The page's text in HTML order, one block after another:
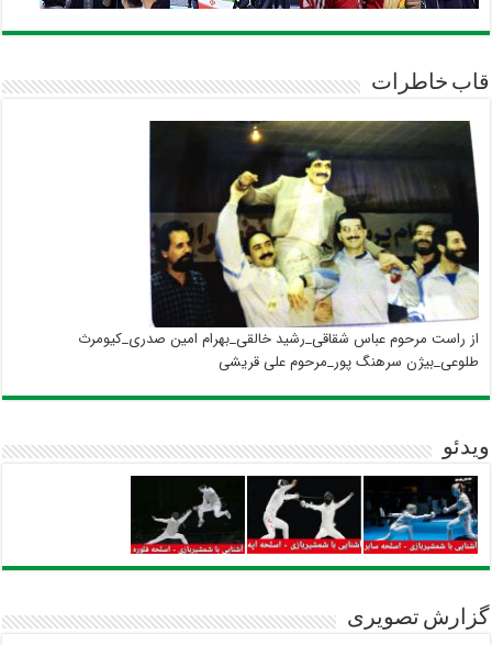
قاب خاطرات
از راست مرحوم عباس شقاقی_رشید خالقی_بهرام امین صدری_کیومرث
طلوعی_بیژن سرهنگ پور_مرحوم علی قریشی
ویدئو
گزارش تصویری